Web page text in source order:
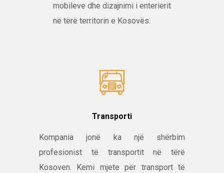
mobileve dhe dizajnimi i enterierit
në tërë territorin e Kosovës.
Transporti
Kompania jonë ka një shërbim
profesionist të transportit në tërë
Kosoven. Kemi mjete për transport të